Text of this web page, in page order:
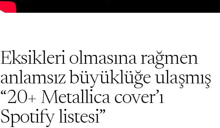
Eksikleri olmasına rağmen
anlamsız büyüklüğe ulaşmış
“20+ Metallica cover’ı
Spotify listesi”